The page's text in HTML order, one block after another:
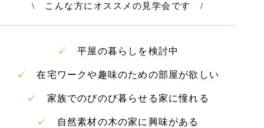
\ こんな方にオススメの見学会です /
✓ 平屋の暮らしを検討中
✓ 在宅ワークや趣味のための部屋が欲しい
✓ 家族でのびのび暮らせる家に憧れる
✓ 自然素材の木の家に興味がある